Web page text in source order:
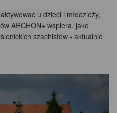
u dzieci i młodzieży,
ARCHON+ wspiera, jako
szachistów - aktualnie